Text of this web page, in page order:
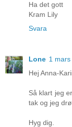
Ha det gott
Kram Lily
Svara
Lone 1
Hej Anna-
Så klart jeg
tak og jeg
Hyg dig.